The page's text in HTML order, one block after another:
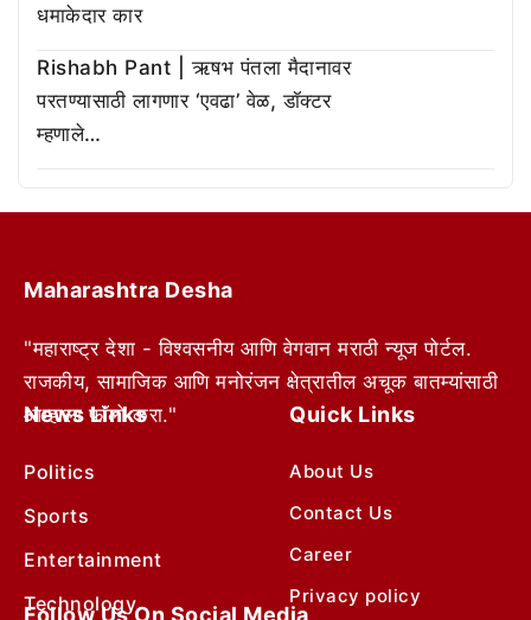
धमाकेदार कार
Rishabh Pant | ऋषभ पंतला मैदानावर
परतण्यासाठी लागणार ‘एवढा’ वेळ, डॉक्टर
म्हणाले…
Maharashtra Desha
"महाराष्ट्र देशा - विश्वसनीय आणि वेगवान मराठी न्यूज पोर्टल.
राजकीय, सामाजिक आणि मनोरंजन क्षेत्रातील अचूक बातम्यांसाठी
आम्हाला फॉलो करा."
News Links
Politics
Sports
Entertainment
Technology
Quick Links
About Us
Contact Us
Career
Privacy policy
Follow Us On Social Media